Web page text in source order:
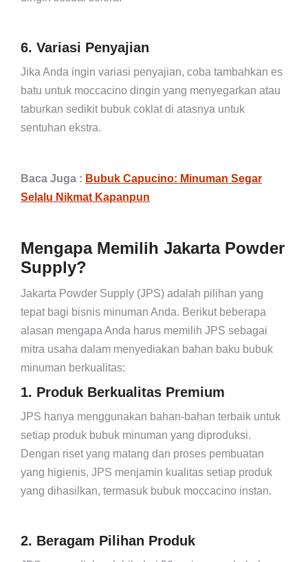
6. Variasi Penyajian
Jika Anda ingin variasi penyajian, coba tambahkan es
batu untuk moccacino dingin yang menyegarkan atau
taburkan sedikit bubuk coklat di atasnya untuk
sentuhan ekstra.
Baca Juga : Bubuk Capucino: Minuman Segar
Selalu Nikmat Kapanpun
Mengapa Memilih Jakarta Powder
Supply?
Jakarta Powder Supply (JPS) adalah pilihan yang
tepat bagi bisnis minuman Anda. Berikut beberapa
alasan mengapa Anda harus memilih JPS sebagai
mitra usaha dalam menyediakan bahan baku bubuk
minuman berkualitas:
1. Produk Berkualitas Premium
JPS hanya menggunakan bahan-bahan terbaik untuk
setiap produk bubuk minuman yang diproduksi.
Dengan riset yang matang dan proses pembuatan
yang higienis, JPS menjamin kualitas setiap produk
yang dihasilkan, termasuk bubuk moccacino instan.
2. Beragam Pilihan Produk